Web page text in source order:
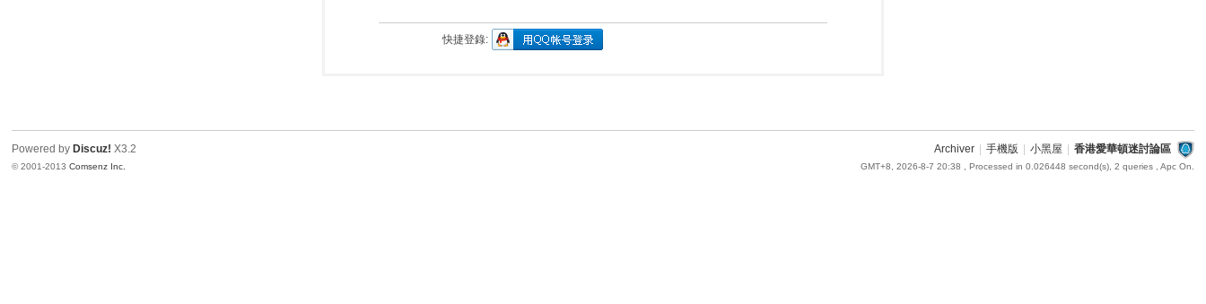
快捷登錄:
Archiver 手機版 小黑屋 香港愛華頓迷討論區
GMT+8, 2026-8-7 20:38 , Processed in 0.026448 second(s), 2 queries , Apc On.
Powered by Discuz! X3.2
© 2001-2013Comsenz Inc.